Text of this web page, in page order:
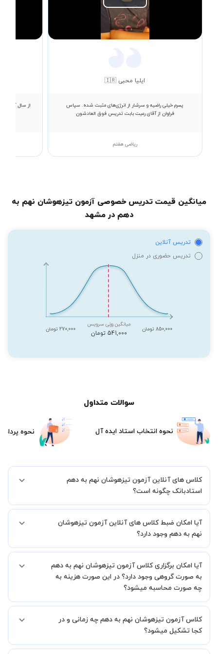
Play
Video
ایلیا محبی 🇮🇷
پسرم خیلی راضیه و سرشار از انرژی‌های مثبت شده. سپاس
فراوان از آقای رعیت بابت تدریس فوق العادشون
ریاضی هفتم
از سال
میانگین قیمت تدریس خصوصی آزمون تیزهوشان نهم به
دهم در مشهد
تدریس آنلاین
تدریس حضوری در منزل
850,000 تومان
میانگین وزنی سرویس
541,000 تومان
270,000 تومان
سوالات متداول
نحوه انتخاب استاد ایده آل نحوه
کلاس های آنلاین آزمون تیزهوشان نهم به دهم
استادبانک چگونه است؟
شما میدهیم که استاد شما پیش از جلسه تمامی موارد لازم برای برگزاری
یک کلاس آنلاین با کیفیت و مفید را به شما توضیح خواهند داد.
آیا امکان ضبط کلاس های آنلاین آزمون تیزهوشان
نهم به دهم وجود دارد؟
کنید.
آیا امکان برگزاری کلاس آزمون تیزهوشان نهم به دهم
به صورت گروهی وجود دارد؟ در این صورت هزینه به
چه صورت محاسبه میشود؟
هستند اما در صورتیکه مایل هستید کلاس ها را در کنار دوستان و یا
آشنایان خود به صورت گروهی برگزار کنید، این امکان وجود دارد. در این
ی کل جلسه اضافه خواهد شد.
کلاس آزمون تیزهوشان نهم به دهم چه زمانی و در
کجا تشکیل میشود؟